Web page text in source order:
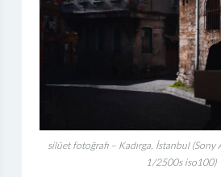
silüet fotoğrafı – Kadırga, İstanbul
1/2500s iso100)